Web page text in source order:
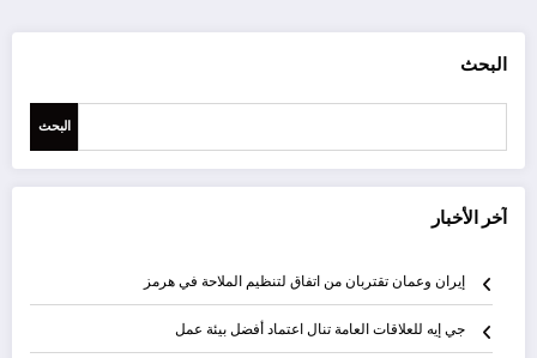
البحث
البحث
آخر الأخبار
إيران وعمان تقتربان من اتفاق لتنظيم الملاحة في هرمز
جي إيه للعلاقات العامة تنال اعتماد أفضل بيئة عمل